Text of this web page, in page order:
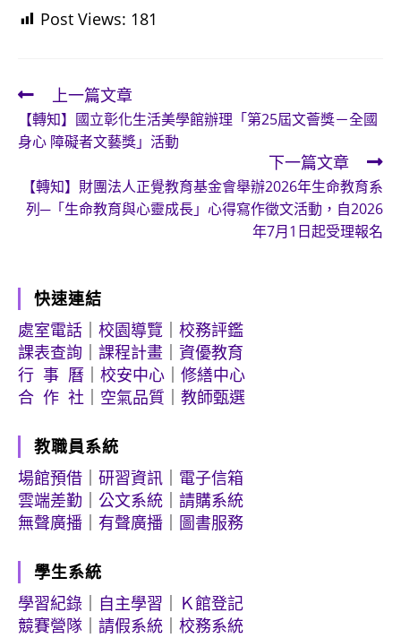
Post Views: 181
Read
more
articles
上一篇文章
【轉知】國立彰化生活美學館辦理「第25屆文薈獎－全國
身心 障礙者文藝獎」活動
下一篇文章
【轉知】財團法人正覺教育基金會舉辦2026年生命教育系
列─「生命教育與心靈成長」心得寫作徵文活動，自2026
年7月1日起受理報名
快速連結
處室電話
校園導覽
校務評鑑
課表查詢
課程計畫
資優教育
行 事 曆
校安中心
修繕中心
合 作 社
空氣品質 教師甄選
教職員系統
場館預借
研習資訊
電子信箱
雲端差勤
公文系統
請購系統
無聲廣播
有聲廣播 圖書服務
學生系統
學習紀錄
自主學習
Ｋ館登記
競賽營隊
請假系統 校務系統